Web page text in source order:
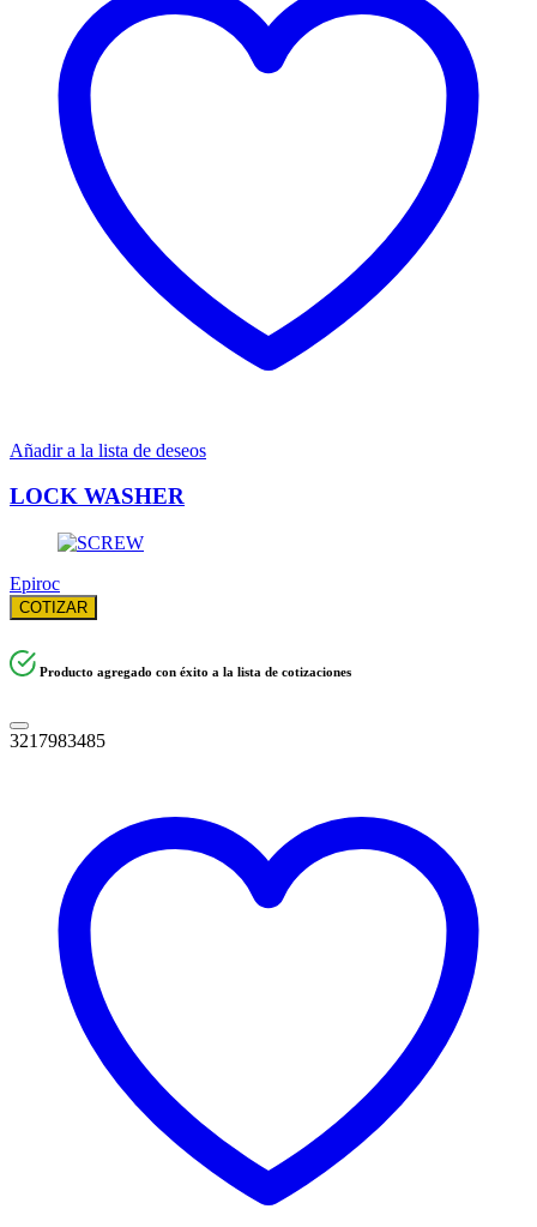
Añadir a la lista de deseos
LOCK WASHER
Epiroc
COTIZAR
Producto agregado con éxito a la lista de cotizaciones
3217983485